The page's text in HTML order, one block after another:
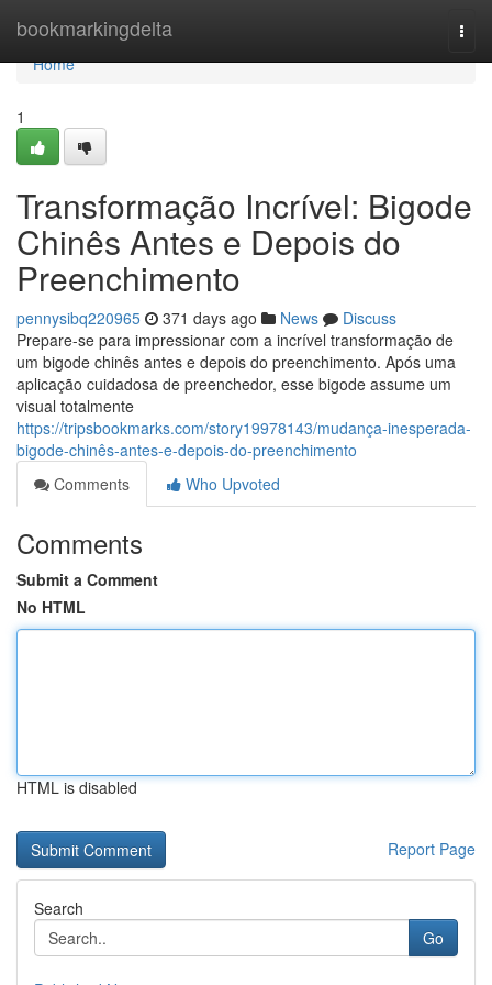
bookmarkingdelta
Home
Home
1
Transformação Incrível: Bigode
Chinês Antes e Depois do
Preenchimento
pennysibq220965 371 days ago News
Discuss
Prepare-se para impressionar com a incrível transformação de
um bigode chinês antes e depois do preenchimento. Após uma
aplicação cuidadosa de preenchedor, esse bigode assume um
visual totalmente
https://tripsbookmarks.com/story19978143/mudança-inesperada-
bigode-chinês-antes-e-depois-do-preenchimento
Comments
Who Upvoted
Comments
Submit a Comment
No HTML
HTML is disabled
Report Page
Search
Go